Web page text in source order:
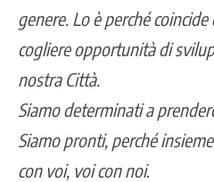
genere. Lo è perché
cogliere opportunità di
nostra Città.
Siamo determinati a
Siamo pronti, perché
con voi, voi con noi.